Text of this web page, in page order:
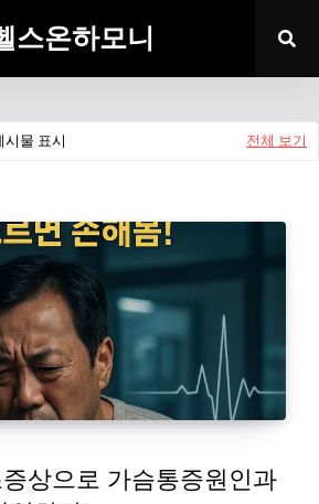
스온하모니
시물 표시 전체 보기
상으로 가슴통증원인과